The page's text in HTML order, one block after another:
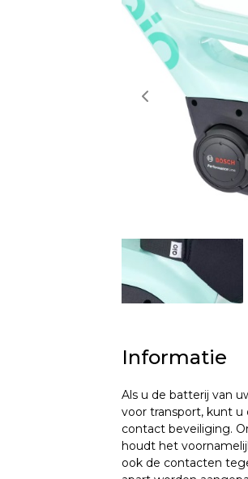
Informatie
Als u de batterij van
voor transport, kunt
contact beveiliging.
houdt het
ook de contacten